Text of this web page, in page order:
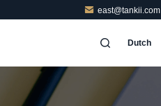
east@tankii.com
Dutch